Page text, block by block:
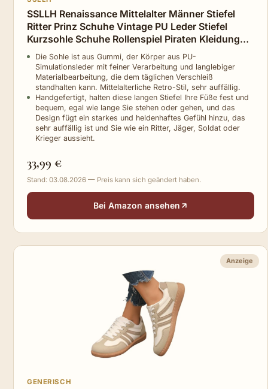
SSLLH Renaissance Mittelalter Männer Stiefel
Ritter Prinz Schuhe Vintage PU Leder Stiefel
Kurzsohle Schuhe Rollenspiel Piraten Kleidung
Zubehör, Braun, 45
Die Sohle ist aus Gummi, der Körper aus PU-
Simulationsleder mit feiner Verarbeitung und langlebiger
Materialbearbeitung, die dem täglichen Verschleiß
standhalten kann. Mittelalterliche Retro-Stil, sehr auffällig.
Handgefertigt, halten diese langen Stiefel Ihre Füße fest und
bequem, egal wie lange Sie stehen oder gehen, und das
Design fügt ein starkes und heldenhaftes Gefühl hinzu, das
sehr auffällig ist und Sie wie ein Ritter, Jäger, Soldat oder
Krieger aussieht.
33,99 €
Stand: 03.08.2026 — Preis kann sich geändert haben.
Bei Amazon ansehen
Anzeige
GENERISCH